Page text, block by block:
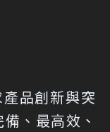
品創新與突
、最高效、